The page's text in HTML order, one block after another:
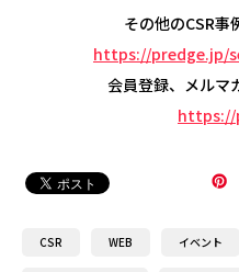
その他のCSR事
https://predge.jp/
会員登録、メルマ
https://
CSR WEB イベント